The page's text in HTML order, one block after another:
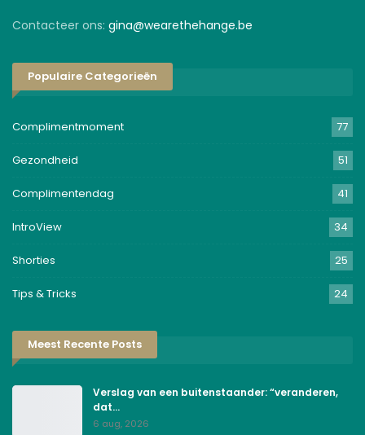
Contacteer ons: gina@wearethehange.be
Populaire Categorieën
Complimentmoment 77
Gezondheid 51
Complimentendag 41
IntroView 34
Shorties 25
Tips & Tricks 24
Meest Recente Posts
Verslag van een buitenstaander: “veranderen,
dat…
6 aug, 2026